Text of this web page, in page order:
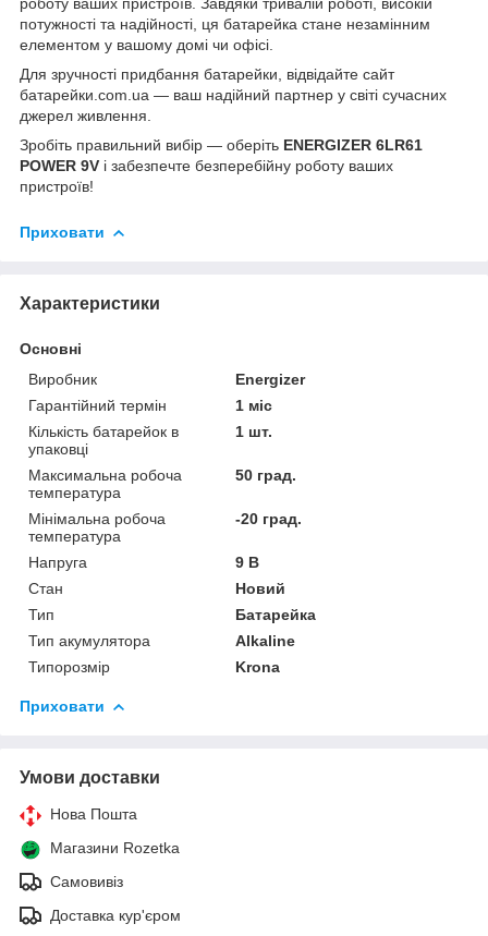
потужності та надійності, ця батарейка стане незамінним
елементом у вашому домі чи офісі.
Для зручності придбання батарейки, відвідайте сайт
батарейки.com.ua — ваш надійний партнер у світі сучасних
джерел живлення.
Зробіть правильний вибір — оберіть ENERGIZER 6LR61
POWER 9V і забезпечте безперебійну роботу ваших
пристроїв!
Приховати
Характеристики
Основні
Виробник
Energizer
Гарантійний термін
1 міс
Кількість батарейок в
упаковці
1 шт.
Максимальна робоча
температура
50 град.
Мінімальна робоча
температура
-20 град.
Напруга
9 В
Стан
Новий
Тип
Батарейка
Тип акумулятора
Alkaline
Типорозмір
Krona
Приховати
Умови доставки
Нова Пошта
Магазини Rozetka
Самовивіз
Доставка кур'єром